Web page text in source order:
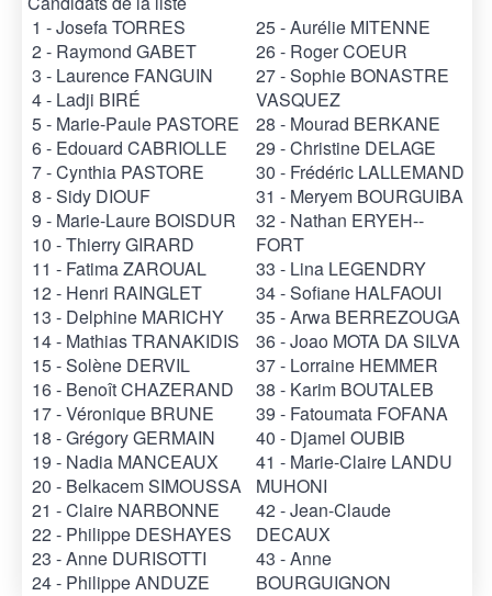
1 - Josefa TORRES
2 - Raymond GABET
3 - Laurence FANGUIN
4 - Ladji BIRÉ
5 - Marie-Paule PASTORE
6 - Edouard CABRIOLLE
7 - Cynthia PASTORE
8 - Sidy DIOUF
9 - Marie-Laure BOISDUR
10 - Thierry GIRARD
11 - Fatima ZAROUAL
12 - Henri RAINGLET
13 - Delphine MARICHY
14 - Mathias TRANAKIDIS
15 - Solène DERVIL
16 - Benoît CHAZERAND
17 - Véronique BRUNE
18 - Grégory GERMAIN
19 - Nadia MANCEAUX
20 - Belkacem SIMOUSSA
21 - Claire NARBONNE
22 - Philippe DESHAYES
23 - Anne DURISOTTI
24 - Philippe ANDUZE
25 - Aurélie MITENNE
26 - Roger COEUR
27 - Sophie BONASTRE
VASQUEZ
28 - Mourad BERKANE
29 - Christine DELAGE
30 - Frédéric LALLEMAND
31 - Meryem BOURGUIBA
32 - Nathan ERYEH--
FORT
33 - Lina LEGENDRY
34 - Sofiane HALFAOUI
35 - Arwa BERREZOUGA
36 - Joao MOTA DA SILVA
37 - Lorraine HEMMER
38 - Karim BOUTALEB
39 - Fatoumata FOFANA
40 - Djamel OUBIB
41 - Marie-Claire LANDU
MUHONI
42 - Jean-Claude
DECAUX
43 - Anne
BOURGUIGNON